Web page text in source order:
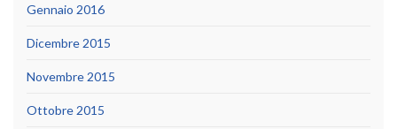
Gennaio 2016
Dicembre 2015
Novembre 2015
Ottobre 2015